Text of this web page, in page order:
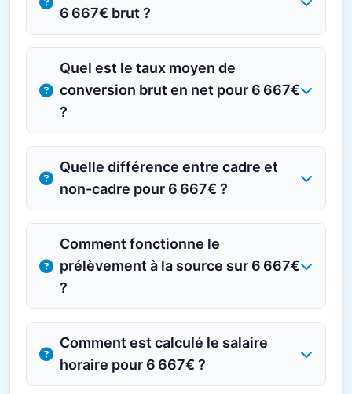
6 667€ brut ?
Quel est le taux moyen de
conversion brut en net pour 6 667€
?
Quelle différence entre cadre et
non-cadre pour 6 667€ ?
Comment fonctionne le
prélèvement à la source sur 6 667€
?
Comment est calculé le salaire
horaire pour 6 667€ ?